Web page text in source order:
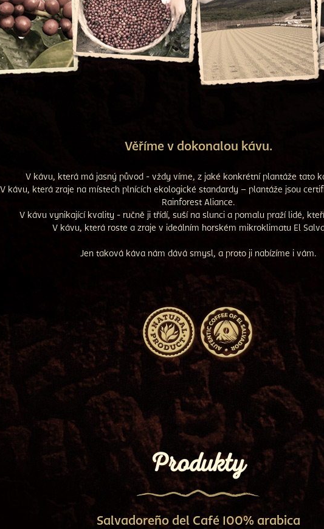
Věříme v dokonalou kávu.
V kávu, která má jasný původ - vždy víme, z jaké konkrétní plantáže tato
V kávu, která zraje na místech plnících ekologické standardy – plantáže jsou
Rainforest Aliance.
V kávu vynikající kvality - ručně ji třídí, suší na slunci a pomalu praží lidé,
V kávu, která roste a zraje v ideálním horském mikroklimatu El
Jen taková káva nám dává smysl, a proto ji nabízíme i vám.
Produkty
Salvadoreño del Café 100% arabica